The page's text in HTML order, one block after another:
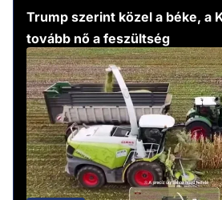
Trump szerint közel a béke, a
tovább nő a feszültség